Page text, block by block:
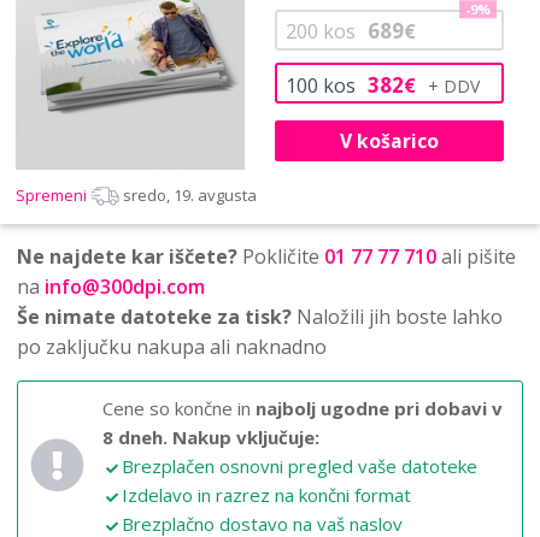
100 kos 382€
200 kos 689€
-9%
V košarico
Spremeni sredo, 19. avgusta
Ne najdete kar iščete? Pokličite 01 77 77 710ali pišite
na info@300dpi.com
Še nimate datoteke za tisk? Naložili jih boste lahko
po zaključku nakupa ali naknadno
Cene so končne in najbolj ugodne pri dobavi v
8 dneh. Nakup vključuje:
Brezplačen osnovni pregled vaše datoteke
Izdelavo in razrez na končni format
Brezplačno dostavo na vaš naslov